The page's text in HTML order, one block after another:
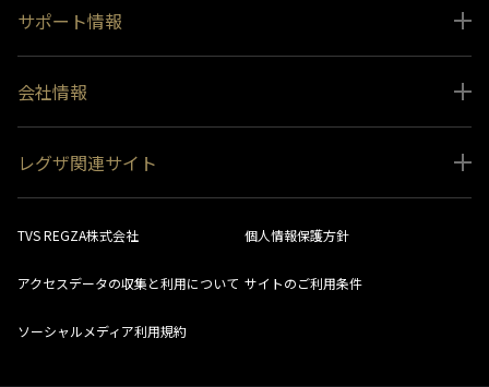
サポート情報
インフォメーション 一覧
よくあるご質問 (FAQ）
お問い合わせ
生産終了商品一覧
ソフトウェアダウンロード情報
レグザリンク総合ナビ
会社情報
会社概要
レグザ関連サイト
レグザ メンバーズ
法人向けサイト
視聴分析サービス
TVS REGZA株式会社 個人情報保護方針
アクセスデータの収集と利用について サイトのご利用条件
ソーシャルメディア利用規約